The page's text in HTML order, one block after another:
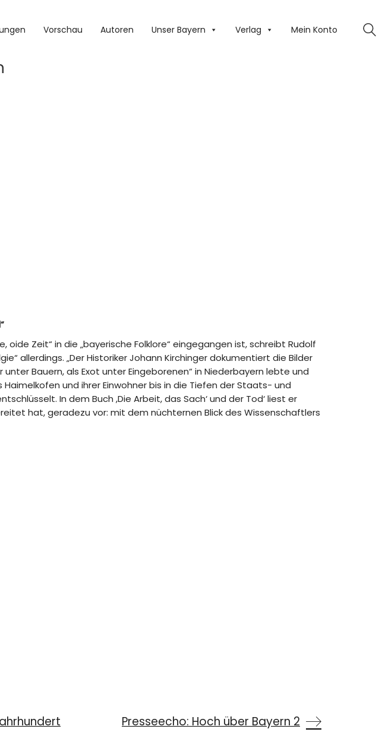
Vorschau Autoren Unser Bayern Verlag Mein Konto
oide Zeit“ in die „bayerische Folklore“ eingegangen ist, schreibt Rudolf
allerdings. „Der Historiker Johann Kirchinger dokumentiert die Bilder
Bauern, als Exot unter Eingeborenen“ in Niederbayern lebte und
und ihrer Einwohner bis in die Tiefen der Staats- und
In dem Buch ,Die Arbeit, das Sach‘ und der Tod‘ liest er
hat, geradezu vor: mit dem nüchternen Blick des Wissenschaftlers
Presseecho: Hoch über Bayern 2